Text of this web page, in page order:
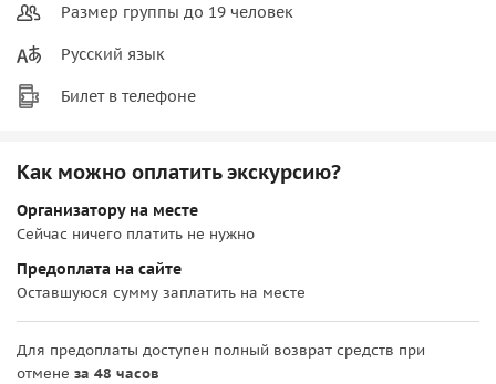
Размер группы до 19 человек
Русский язык
Билет в телефоне
Как можно оплатить экскурсию?
Организатору на месте
Сейчас ничего платить не нужно
Предоплата на сайте
Оставшуюся сумму заплатить на месте
Для предоплаты доступен полный возврат средств при
отмене за 48 часов